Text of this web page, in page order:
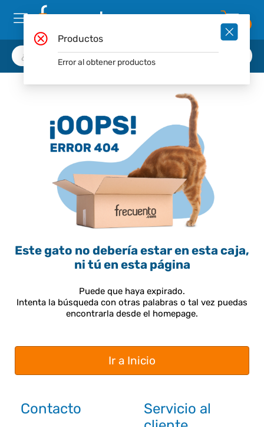
Este gato no debería estar en esta caja,
ni tú en esta página
Puede que haya expirado.
Intenta la búsqueda con otras palabras o tal vez puedas
encontrarla desde el homepage.
Ir a Inicio
Contacto
Servicio al
Productos
Error al obtener productos